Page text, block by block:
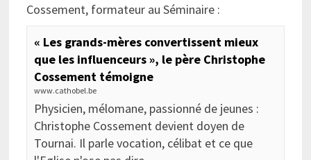
Cossement, formateur au Séminaire :
« Les grands-mères convertissent mieux
que les influenceurs », le père Christophe
Cossement témoigne
www.cathobel.be
Physicien, mélomane, passionné de jeunes :
Christophe Cossement devient doyen de
Tournai. Il parle vocation, célibat et ce que